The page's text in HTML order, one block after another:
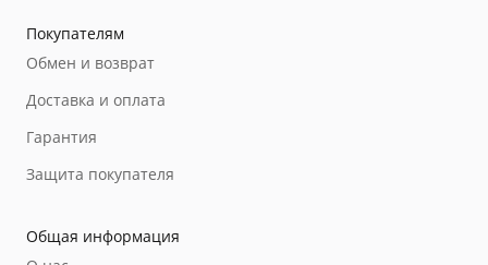
Покупателям
Обмен и возврат
Доставка и оплата
Гарантия
Защита покупателя
Общая информация